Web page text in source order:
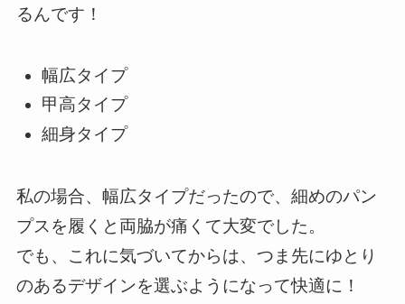
るんです！
幅広タイプ
甲高タイプ
細身タイプ
私の場合、幅広タイプだったので、細めのパン
プスを履くと両脇が痛くて大変でした。
でも、これに気づいてからは、つま先にゆとり
のあるデザインを選ぶようになって快適に！